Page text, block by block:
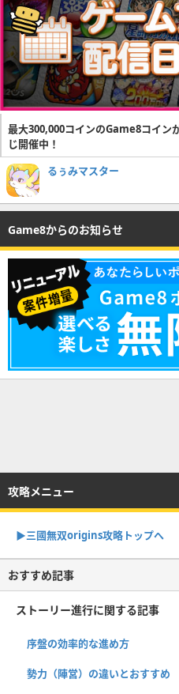
最大300,000コインのGame8コイン
じ開催中！
るぅみマスター
Game8からのお知らせ
攻略メニュー
▶︎三國無双origins攻略トップへ
おすすめ記事
ストーリー進行に関する記事
序盤の効率的な進め方
勢力（陣営）の違いとおすすめ